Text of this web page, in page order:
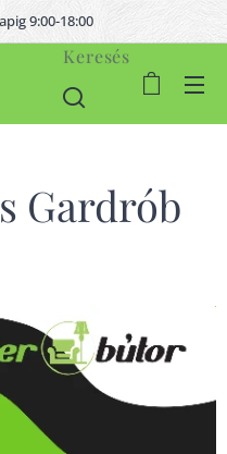
9:00-18:00
Keresés
Gardrób